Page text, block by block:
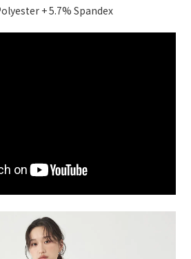
+ 5.7% Spandex